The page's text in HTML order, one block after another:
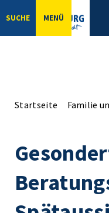
SUCHE MENÜ
Startseite Familie